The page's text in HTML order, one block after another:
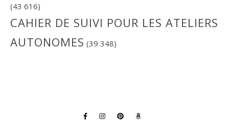
(43 616)
CAHIER DE SUIVI POUR LES ATELIERS
AUTONOMES (39 348)